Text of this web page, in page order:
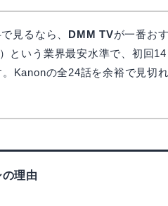
見るなら、 DMM TVが一番お
という業界最安水準で、初回
Kanonの全24話を余裕で見切
理由